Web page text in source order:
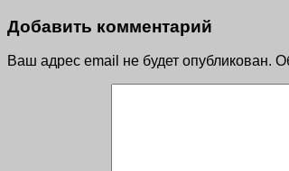
Добавить комментарий
Ваш адрес email не будет опубликован.